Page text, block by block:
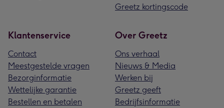
Greetz kortingscode
Klantenservice
Contact
Meestgestelde vragen
Bezorginformatie
Wettelijke garantie
Bestellen en betalen
Over Greetz
Ons verhaal
Nieuws & Media
Werken bij
Greetz geeft
Bedrijfsinformatie